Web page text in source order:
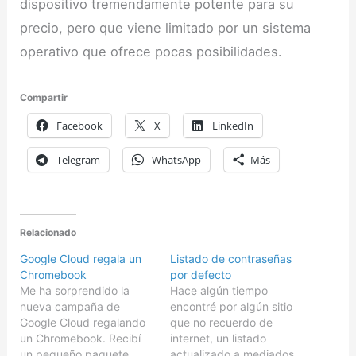
dispositivo tremendamente potente para su
precio, pero que viene limitado por un sistema
operativo que ofrece pocas posibilidades.
Compartir
Facebook X LinkedIn
Telegram WhatsApp Más
Relacionado
Google Cloud regala un
Chromebook
Me ha sorprendido la
nueva campaña de
Google Cloud regalando
un Chromebook. Recibí
Listado de contraseñas
por defecto
Hace algún tiempo
encontré por algún sitio
que no recuerdo de
internet, un listado